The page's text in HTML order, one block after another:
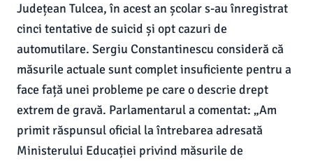
Județean Tulcea, în acest an școlar s-au înregistrat
cinci tentative de suicid și opt cazuri de
automutilare. Sergiu Constantinescu consideră că
măsurile actuale sunt complet insuficiente pentru a
face față unei probleme pe care o descrie drept
extrem de gravă. Parlamentarul a comentat: „Am
primit răspunsul oficial la întrebarea adresată
Ministerului Educației privind măsurile de